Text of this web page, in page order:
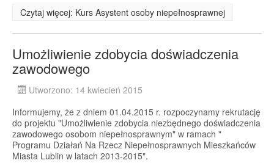
Czytaj więcej: Kurs Asystent osoby niepełnosprawnej
Umożliwienie zdobycia doświadczenia
zawodowego
Utworzono: 14 kwiecień 2015
Informujemy, że z dniem 01.04.2015 r. rozpoczynamy rekrutację
do projektu "Umożliwienie zdobycia niezbędnego doświadczenia
zawodowego osobom niepełnosprawnym" w ramach "
Programu Działań Na Rzecz Niepełnosprawnych Mieszkańców
Miasta Lublin w latach 2013-2015".